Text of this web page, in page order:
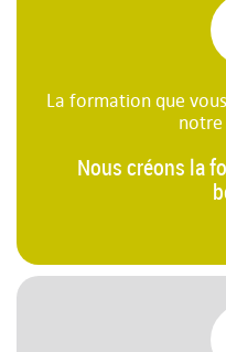
La formation que
notre
Nous créons la